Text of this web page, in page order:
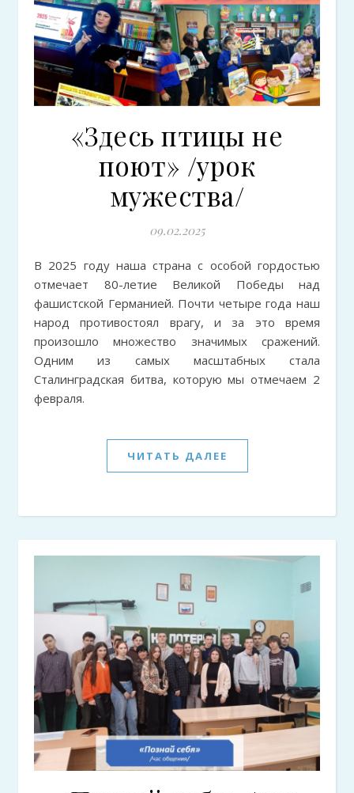
«Здесь птицы не
поют» /урок
мужества/
09.02.2025
В 2025 году наша страна с особой гордостью
отмечает 80-летие Великой Победы над
фашистской Германией. Почти четыре года наш
народ противостоял врагу, и за это время
произошло множество значимых сражений.
Одним из самых масштабных стала
Сталинградская битва, которую мы отмечаем 2
февраля.
ЧИТАТЬ ДАЛЕЕ